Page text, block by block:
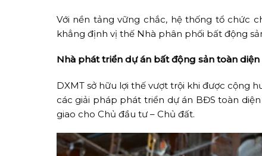
Với nền tảng vững chắc, hệ thống tổ chức
khẳng định vị thế Nhà phân phối bất động
Nhà phát triển dự án bất động sản toàn
DXMT sở hữu lợi thế vượt trội khi được cộng
các giải pháp phát triển dự án BĐS toàn
giao cho Chủ đầu tư – Chủ đất.